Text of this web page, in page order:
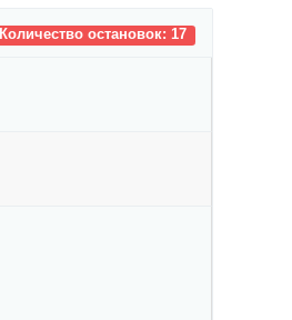
Количество остановок: 17